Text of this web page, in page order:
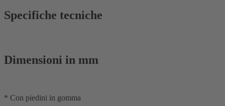
Specifiche tecniche
Dimensioni in mm
* Con piedini in gomma